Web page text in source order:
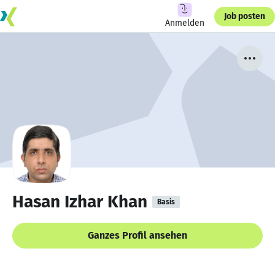
Anmelden
Job posten
Hasan Izhar Khan Basis
Ganzes Profil ansehen